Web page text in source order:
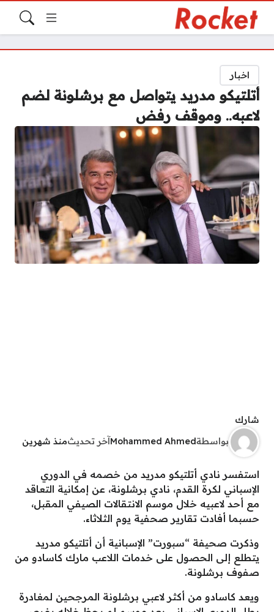
اخبار
أتلتيكو مدريد يتواصل مع برشلونة لضم
لاعبه.. وموقف رفض
شارك
بواسطةMohammed Ahmedآخر تحديثمنذ شهرين
استفسر نادي أتلتيكو مدريد من خصمه في الدوري
الإسباني لكرة القدم، نادي برشلونة، عن إمكانية التعاقد
مع أحد لاعبيه خلال موسم الانتقالات الصيفي المقبل،
حسبما أفادت تقارير صحفية يوم الثلاثاء.
وذكرت صحيفة “سبورت” الإسبانية أن أتلتيكو مدريد
يتطلع إلى الحصول على خدمات اللاعب مارك كاسادو من
صفوف برشلونة.
ويعد كاسادو من أكثر لاعبي برشلونة المرجحين لمغادرة